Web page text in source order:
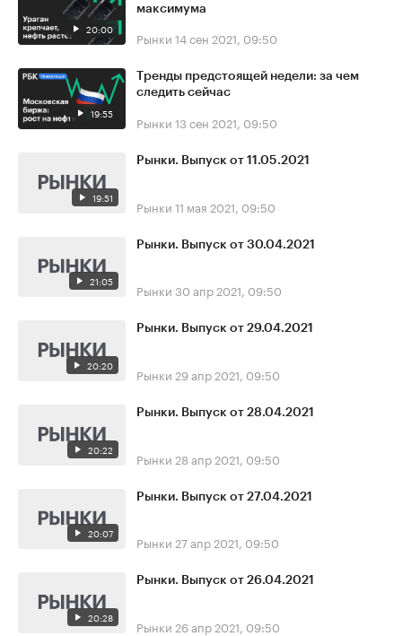
20:00
максимума
Рынки 14 сен 2021, 09:50
19:55
Тренды предстоящей недели: за чем
следить сейчас
Рынки 13 сен 2021, 09:50
19:51
Рынки. Выпуск от 11.05.2021
Рынки 11 мая 2021, 09:50
21:05
Рынки. Выпуск от 30.04.2021
Рынки 30 апр 2021, 09:50
20:20
Рынки. Выпуск от 29.04.2021
Рынки 29 апр 2021, 09:50
20:22
Рынки. Выпуск от 28.04.2021
Рынки 28 апр 2021, 09:50
20:07
Рынки. Выпуск от 27.04.2021
Рынки 27 апр 2021, 09:50
20:28
Рынки. Выпуск от 26.04.2021
Рынки 26 апр 2021, 09:50